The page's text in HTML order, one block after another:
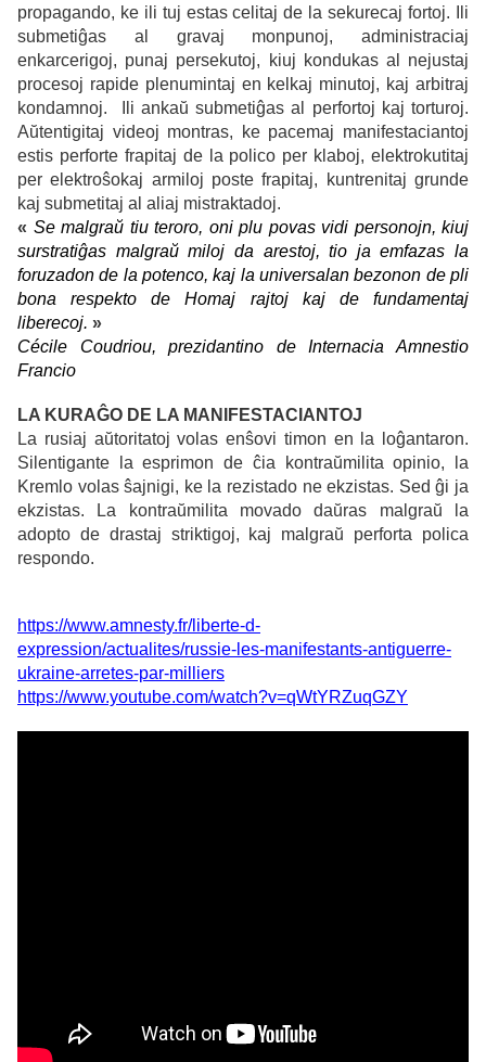
propagando, ke ili tuj estas celitaj de la sekurecaj fortoj. Ili
submetiĝas al gravaj monpunoj, administraciaj
enkarcerigoj, punaj persekutoj, kiuj kondukas al nejustaj
procesoj rapide plenumintaj en kelkaj minutoj, kaj arbitraj
kondamnoj. Ili ankaŭ submetiĝas al perfortoj kaj torturoj.
Aŭtentigitaj videoj montras, ke pacemaj manifestaciantoj
estis perforte frapitaj de la polico per klaboj, elektrokutitaj
per elektroŝokaj armiloj poste frapitaj, kuntrenitaj grunde
kaj submetitaj al aliaj mistraktadoj.
« Se malgraŭ tiu teroro, oni plu povas vidi personojn, kiuj
surstratiĝas malgraŭ miloj da arestoj, tio ja emfazas la
foruzadon de la potenco, kaj la universalan bezonon de pli
bona respekto de Homaj rajtoj kaj de fundamentaj
liberecoj. »
Cécile Coudriou, prezidantino de Internacia Amnestio
Francio
LA KURAĜO DE LA MANIFESTACIANTOJ
La rusiaj aŭtoritatoj volas enŝovi timon en la loĝantaron.
Silentigante la esprimon de ĉia kontraŭmilita opinio, la
Kremlo volas ŝajnigi, ke la rezistado ne ekzistas. Sed ĝi ja
ekzistas. La kontraŭmilita movado daŭras malgraŭ la
adopto de drastaj striktigoj, kaj malgraŭ perforta polica
respondo.
https://www.amnesty.fr/liberte-d-
expression/actualites/russie-les-manifestants-antiguerre-
ukraine-arretes-par-milliers
https://www.youtube.com/watch?v=qWtYRZuqGZY